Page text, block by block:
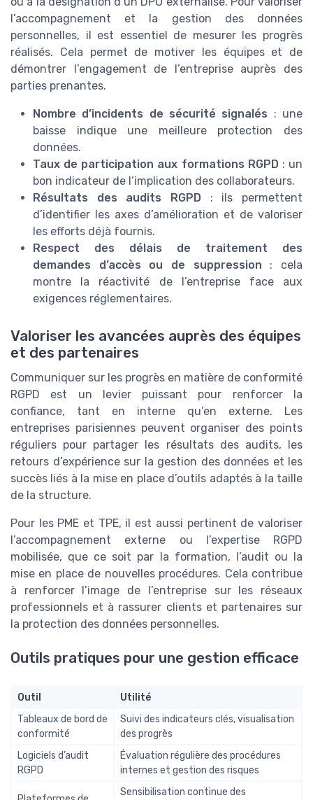
l’accompagnement et la gestion des données
personnelles, il est essentiel de mesurer les progrès
réalisés. Cela permet de motiver les équipes et de
démontrer l’engagement de l’entreprise auprès des
parties prenantes.
Nombre d’incidents de sécurité signalés : une
baisse indique une meilleure protection des
données.
Taux de participation aux formations RGPD : un
bon indicateur de l’implication des collaborateurs.
Résultats des audits RGPD : ils permettent
d’identifier les axes d’amélioration et de valoriser
les efforts déjà fournis.
Respect des délais de traitement des
demandes d’accès ou de suppression : cela
montre la réactivité de l’entreprise face aux
exigences réglementaires.
Valoriser les avancées auprès des équipes
et des partenaires
Communiquer sur les progrès en matière de conformité
RGPD est un levier puissant pour renforcer la
confiance, tant en interne qu’en externe. Les
entreprises parisiennes peuvent organiser des points
réguliers pour partager les résultats des audits, les
retours d’expérience sur la gestion des données et les
succès liés à la mise en place d’outils adaptés à la taille
de la structure.
Pour les PME et TPE, il est aussi pertinent de valoriser
l’accompagnement externe ou l’expertise RGPD
mobilisée, que ce soit par la formation, l’audit ou la
mise en place de nouvelles procédures. Cela contribue
à renforcer l’image de l’entreprise sur les réseaux
professionnels et à rassurer clients et partenaires sur
la protection des données personnelles.
Outils pratiques pour une gestion efficace
Outil
Utilité
Tableaux de bord de
conformité
Suivi des indicateurs clés, visualisation
des progrès
Logiciels d’audit
RGPD
Évaluation régulière des procédures
internes et gestion des risques
Sensibilisation continue des